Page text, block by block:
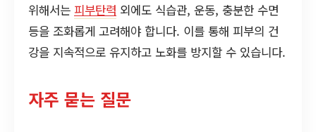
위해서는 피부탄력 외에도 식습관, 운동, 충분한 수면
등을 조화롭게 고려해야 합니다. 이를 통해 피부의 건
강을 지속적으로 유지하고 노화를 방지할 수 있습니다.
자주 묻는 질문